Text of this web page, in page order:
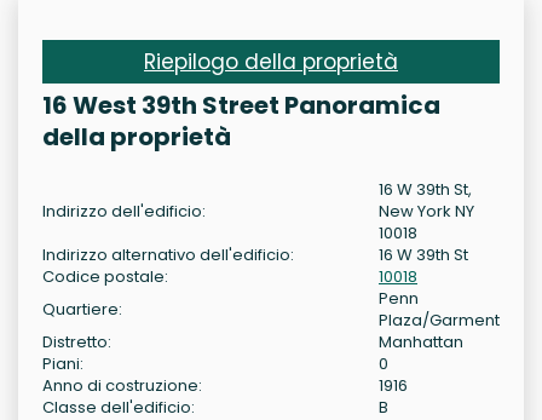
Riepilogo della proprietà
16 West 39th Street Panoramica
della proprietà
Indirizzo dell'edificio:
16 W 39th St,
New York NY
10018
Indirizzo alternativo dell'edificio:
16 W 39th St
Codice postale:
10018
Quartiere:
Penn
Plaza/Garment
Distretto:
Manhattan
Piani:
0
Anno di costruzione:
1916
Classe dell'edificio:
B